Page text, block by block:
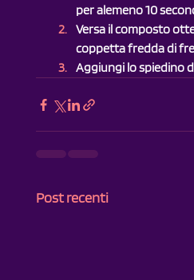
per alemeno 10
Versa il composto
coppetta fredda di
Aggiungi lo spiedino
Post recenti